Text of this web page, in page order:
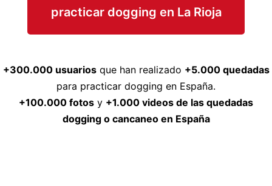
practicar dogging en La Rioja
+300.000 usuariosque han realizado +5.000 quedadas
para practicar dogging en España.
+100.000 fotos y +1.000 videos de las quedadas
dogging o cancaneo en España